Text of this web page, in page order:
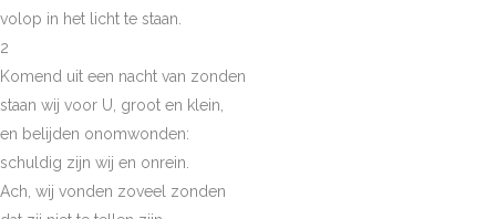
volop in het licht te staan.
2
Komend uit een nacht van zonden
staan wij voor U, groot en klein,
en belijden onomwonden:
schuldig zijn wij en onrein.
Ach, wij vonden zoveel zonden